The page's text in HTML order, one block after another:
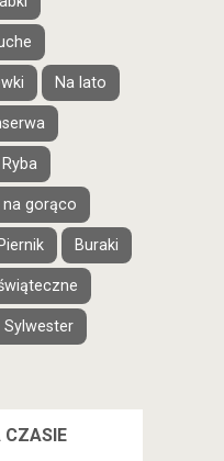
Na lato
Ryba
na gorąco
Piernik Buraki
Sylwester
CZASIE